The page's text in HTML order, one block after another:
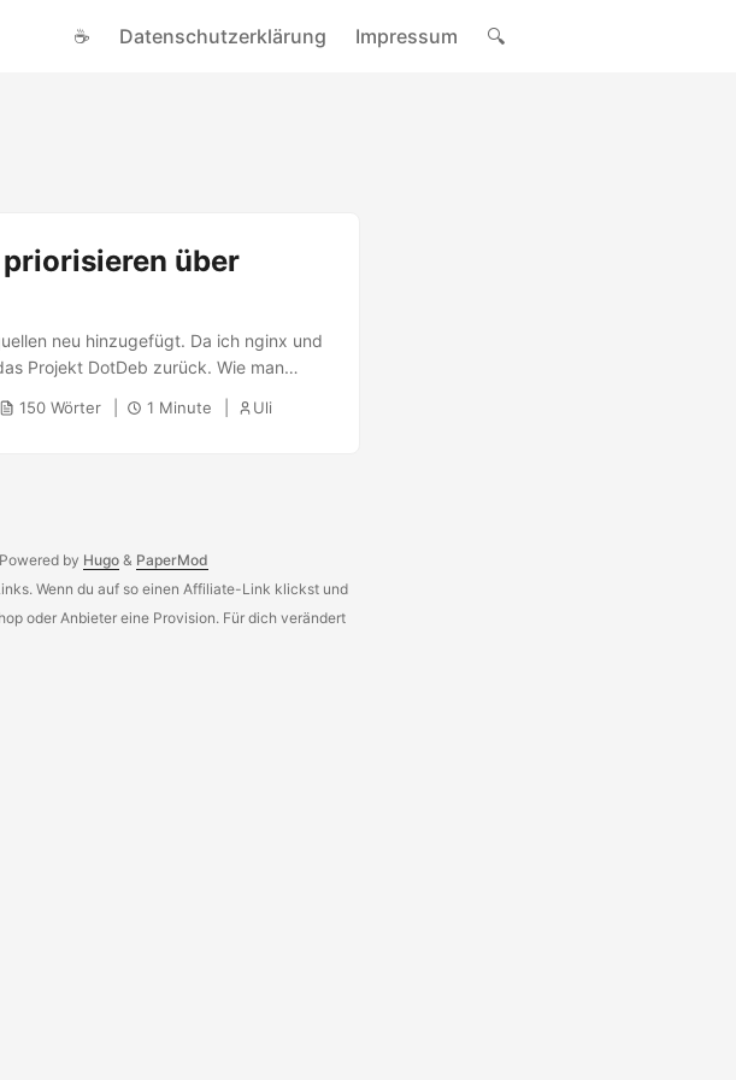
☕ Datenschutzerklärung Impressum 🔍
priorisieren über
neu hinzugefügt. Da ich nginx und
Projekt DotDeb zurück. Wie man
nun die Pakete höher priorisiert als
echo "Explanation: Highest Prio for
150 Wörter 1 Minute Uli
by Hugo & PaperMod
Wenn du auf so einen Affiliate-Link klickst und
oder Anbieter eine Provision. Für dich verändert